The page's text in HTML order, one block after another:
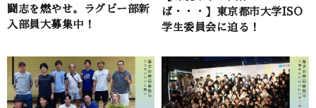
闘志を燃やせ。ラグビー部新
入部員大募集中！
ば・・・】東京都市大学ISO
学生委員会に迫る！